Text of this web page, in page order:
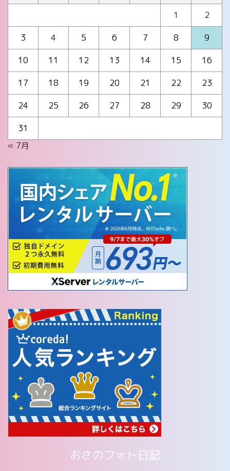
1
2
3
4 5 6 7 8
9
10
11 12 13 14 15
16
17
18 19 20 21 22
23
24
25 26 27 28 29
30
31
« 7月
おさのフォト日記